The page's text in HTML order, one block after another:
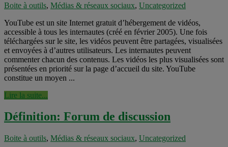
Boite à outils, Médias & réseaux sociaux, Uncategorized
YouTube est un site Internet gratuit d’hébergement de vidéos,
accessible à tous les internautes (créé en février 2005). Une fois
téléchargées sur le site, les vidéos peuvent être partagées, visualisées
et envoyées à d’autres utilisateurs. Les internautes peuvent
commenter chacun des contenus. Les vidéos les plus visualisées sont
présentées en priorité sur la page d’accueil du site. YouTube
constitue un moyen ...
Lire la suite...
Définition: Forum de discussion
Boite à outils, Médias & réseaux sociaux, Uncategorized